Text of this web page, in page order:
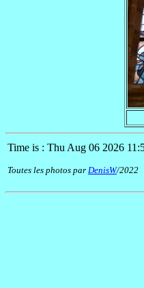
Time is : Thu Aug 06 2026
Toutes les photos par DenisW/2022